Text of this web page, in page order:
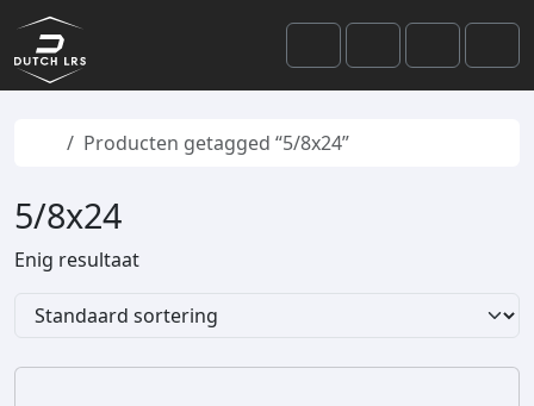
Skip to content
Skip to footer
SearchAccount
Cart
Home
Producten getagged “5/8x24”
5/8x24
Enig resultaat